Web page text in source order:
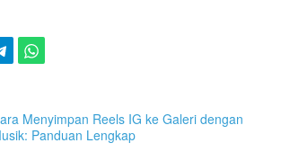
Menyimpan Reels IG ke Galeri dengan
Panduan Lengkap